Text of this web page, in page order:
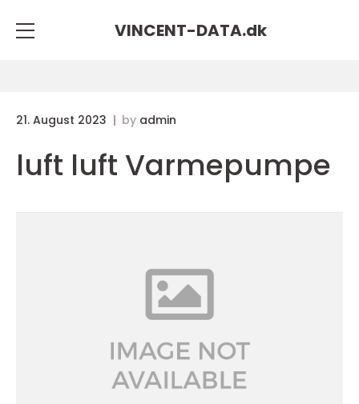
VINCENT-DATA.dk
21. August 2023 by admin
luft luft Varmepumpe